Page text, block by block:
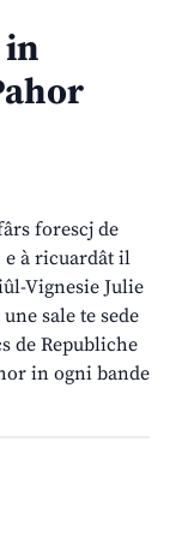
in
forescj de
e à ricuardât il
Vignesie Julie
sale te sede
de Republiche
in ogni bande